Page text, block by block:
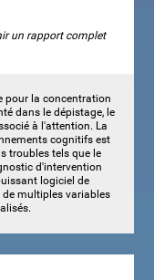
un rapport complet
pour la concentration
dans le dépistage, le
à l'attention. La
cognitifs est
troubles tels que le
d'intervention
logiciel de
multiples variables